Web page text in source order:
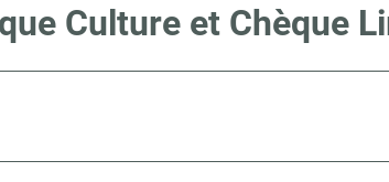
Culture et Chèque